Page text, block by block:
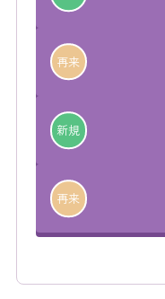
再来
新規
再来